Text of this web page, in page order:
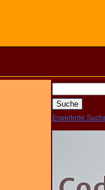
Erweiterte